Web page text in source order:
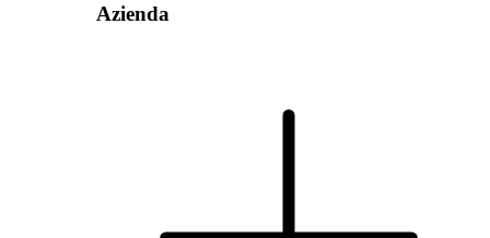
Azienda